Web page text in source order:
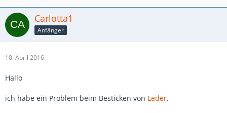
Carlotta1
Anfänger
10. April 2016
Hallo
ich habe ein Problem beim Besticken von Leder.